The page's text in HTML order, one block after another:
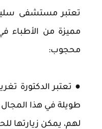
تعتبر مستشفى
مميزة من الأطباء
محجوب:
● تعتبر الدكتورة
طويلة في هذا
لهم، يمكن زيارتها